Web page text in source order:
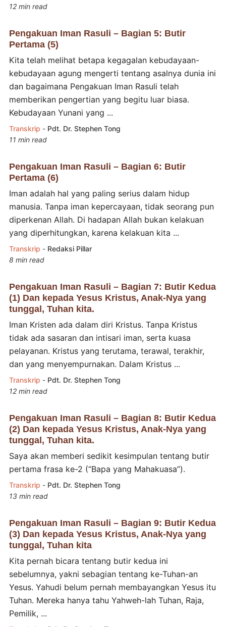
12 min read
Pengakuan Iman Rasuli – Bagian 5: Butir
Pertama (5)
Kita telah melihat betapa kegagalan kebudayaan-
kebudayaan agung mengerti tentang asalnya dunia ini
dan bagaimana Pengakuan Iman Rasuli telah
memberikan pengertian yang begitu luar biasa.
Kebudayaan Yunani yang ...
Transkrip - Pdt. Dr. Stephen Tong
11 min read
Pengakuan Iman Rasuli – Bagian 6: Butir
Pertama (6)
Iman adalah hal yang paling serius dalam hidup
manusia. Tanpa iman kepercayaan, tidak seorang pun
diperkenan Allah. Di hadapan Allah bukan kelakuan
yang diperhitungkan, karena kelakuan kita ...
Transkrip - Redaksi Pillar
8 min read
Pengakuan Iman Rasuli – Bagian 7: Butir Kedua
(1) Dan kepada Yesus Kristus, Anak-Nya yang
tunggal, Tuhan kita.
Iman Kristen ada dalam diri Kristus. Tanpa Kristus
tidak ada sasaran dan intisari iman, serta kuasa
pelayanan. Kristus yang terutama, terawal, terakhir,
dan yang menyempurnakan. Dalam Kristus ...
Transkrip - Pdt. Dr. Stephen Tong
12 min read
Pengakuan Iman Rasuli – Bagian 8: Butir Kedua
(2) Dan kepada Yesus Kristus, Anak-Nya yang
tunggal, Tuhan kita.
Saya akan memberi sedikit kesimpulan tentang butir
pertama frasa ke-2 (“Bapa yang Mahakuasa”).
Transkrip - Pdt. Dr. Stephen Tong
13 min read
Pengakuan Iman Rasuli – Bagian 9: Butir Kedua
(3) Dan kepada Yesus Kristus, Anak-Nya yang
tunggal, Tuhan kita
Kita pernah bicara tentang butir kedua ini
sebelumnya, yakni sebagian tentang ke-Tuhan-an
Yesus. Yahudi belum pernah membayangkan Yesus itu
Tuhan. Mereka hanya tahu Yahweh-lah Tuhan, Raja,
Pemilik, ...